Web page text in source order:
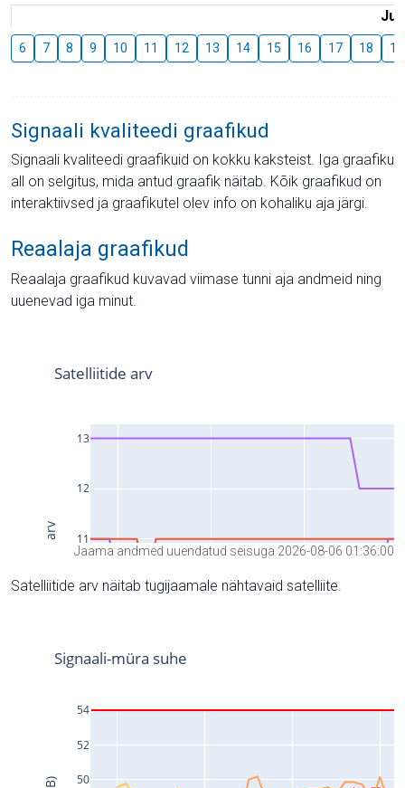
6 7 8 9 10 11 12 13 14 15 16 17 18 19
Signaali kvaliteedi graafikud
Signaali kvaliteedi graafikuid on kokku kaksteist. Iga graafiku
all on selgitus, mida antud graafik näitab. Kõik graafikud on
interaktiivsed ja graafikutel olev info on kohaliku aja järgi.
Reaalaja graafikud
Reaalaja graafikud kuvavad viimase tunni aja andmeid ning
uuenevad iga minut.
Jaama andmed uuendatud seisuga 2026-08-06 01:36:00
Satelliitide arv näitab tugijaamale nähtavaid satelliite.